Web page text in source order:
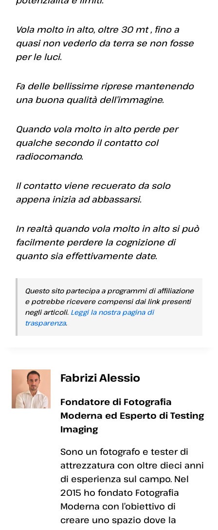
Vola molto in alto, oltre 30 mt , fino a
quasi non vederlo da terra se non fosse
per le luci.
Fa delle bellissime riprese mantenendo
una buona qualità dell’immagine.
Quando vola molto in alto perde per
qualche secondo il contatto col
radiocomando.
Il contatto viene recuerato da solo
appena inizia ad abbassarsi.
In realtà quando vola molto in alto si può
facilmente perdere la cognizione di
quanto sia effettivamente date.
Questo sito partecipa a programmi di affiliazione
e potrebbe ricevere compensi dai link presenti
negli articoli. Leggi la nostra pagina di
trasparenza.
Fabrizi Alessio
Fondatore di Fotografia
Moderna ed Esperto di Testing
Imaging
Sono un fotografo e tester di
attrezzatura con oltre dieci anni
di esperienza sul campo. Nel
2015 ho fondato Fotografia
Moderna con l’obiettivo di
creare uno spazio dove la